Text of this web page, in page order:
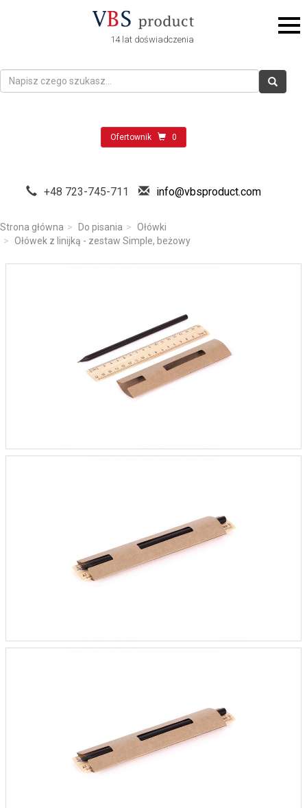
14 lat doświadczenia
Ofertownik 0
+48 723-745-711 info@vbsproduct.com
Strona główna Do pisania
Ołówki
Ołówek z linijką - zestaw Simple, beżowy